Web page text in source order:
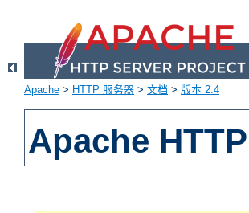
Apache > HTTP 服务器 > 文档 > 版本 2.4
Apache